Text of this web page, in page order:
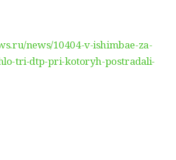
news/10404-v-ishimbae-za-
tri-dtp-pri-kotoryh-postradali-